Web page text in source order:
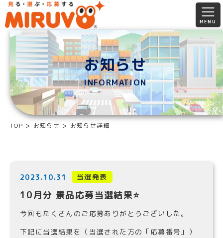
お知らせ
INFORMATION
TOP お知らせ お知らせ詳細
2023.10.31 当選発表
10月分 景品応募当選結果⭐️
今回もたくさんのご応募ありがとうございした。
下記に当選結果を（当選された方の「応募番号」）